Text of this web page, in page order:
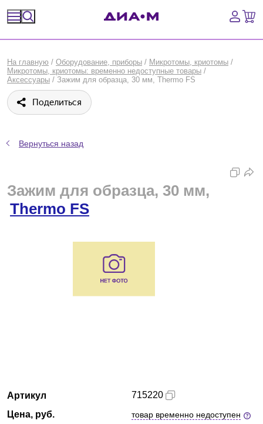
Оборудование, приборы
Расходные материалы, пластик, стекло
Библиотека
Производители
На главную / Оборудование, приборы / Микротомы, криотомы /
Микротомы, криотомы: временно недоступные товары /
Аксессуары / Зажим для образца, 30 мм, Thermo FS
Поделиться
Вернуться назад
Зажим для образца, 30 мм,
Thermo FS
Артикул
Цена, руб.
715220
товар временно недоступен